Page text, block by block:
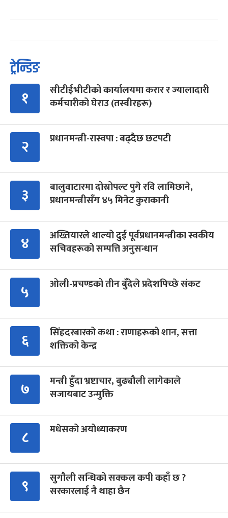
ट्रेन्डिङ
१
सीटीईभीटीको कार्यालयमा करार र ज्यालादारी
कर्मचारीको घेराउ (तस्वीरहरू)
२ प्रधानमन्त्री-रास्वपा : बढ्दैछ छटपटी
३
बालुवाटारमा दोस्रोपल्ट पुगे रवि लामिछाने,
प्रधानमन्त्रीसँग ४५ मिनेट कुराकानी
४
अख्तियारले थाल्यो दुई पूर्वप्रधानमन्त्रीका स्वकीय
सचिवहरूको सम्पत्ति अनुसन्धान
५ ओली-प्रचण्डको तीन बुँदेले प्रदेशपिच्छे संकट
६
सिंहदरबारको कथा : राणाहरूको शान, सत्ता
शक्तिको केन्द्र
७
मन्त्री हुँदा भ्रष्टाचार, बुढ्यौली लागेकाले
सजायबाट उन्मुक्ति
८ मधेसको अयोध्याकरण
९
सुगौली सन्धिको सक्कल कपी कहाँ छ ?
सरकारलाई नै थाहा छैन